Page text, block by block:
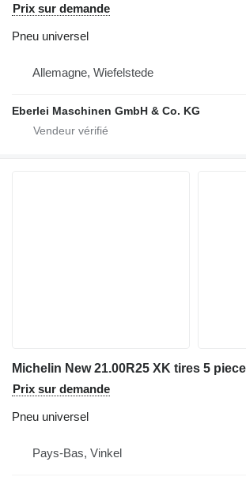
Prix sur demande
Pneu universel
Allemagne, Wiefelstede
Eberlei Maschinen GmbH & Co. KG
Michelin New 21.00R25 XK tires 5
Prix sur demande
Pneu universel
Pays-Bas, Vinkel